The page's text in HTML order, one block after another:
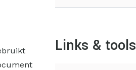
Links & tools